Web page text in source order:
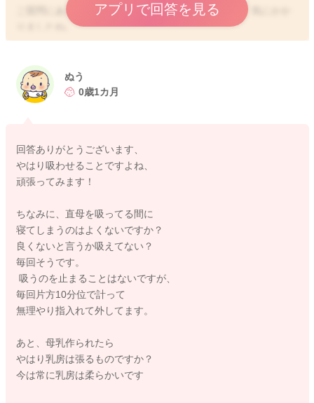
ご質問にありますが、今後母乳はもう出ないのかが、気にかか
りましたね。
確かに、全く吸わせず、ミルクであった期間がほぼ1ヶ月となり
ここから、かなりの頻回直母をしても、分泌が豊かになる可能
性は高くありません。
と、分からないです。
そこから考えますと、チャレンジしたい場合には、夜中にも複
数回吸わせることがポイントになってきます。
ます。
ですが、スキンシップとしての意味は十分ありますし、たとえ
数滴でも母乳をあげることは、母乳育児ですよ！
また、夜間に赤ちゃんが寝てしまっていて、起こす方法です
が、ミルクであれは寝ながら飲みでOKです。
直母であれば、オムツ替えなどをして、少しヒヤッとすると目
また、もし母乳育児をできるだけ頑張りたいとお考えでした
は、専門的な指導をご利用なるのが1番です！
アプリで回答を見る
ぬう
0歳1カ月
回答ありがとうございます、
やはり吸わせることですよね、
頑張ってみます！
ちなみに、直母を吸ってる間に
寝てしまうのはよくないですか？
良くないと言うか吸えてない？
毎回そうです。
吸うのを止まることはないですが、
毎回片方10分位で計って
無理やり指入れて外してます。
あと、母乳作られたら
やはり乳房は張るものですか？
今は常に乳房は柔らかいです